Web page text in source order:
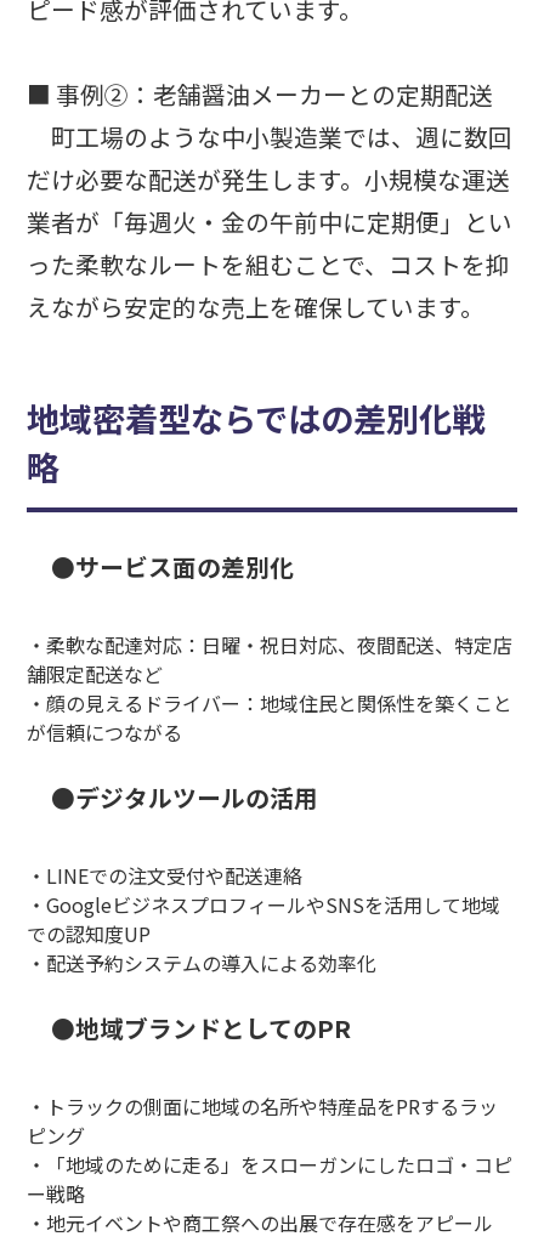
ピード感が評価されています。
■ 事例②：老舗醤油メーカーとの定期配送
町工場のような中小製造業では、週に数回
だけ必要な配送が発生します。小規模な運送
業者が「毎週火・金の午前中に定期便」とい
った柔軟なルートを組むことで、コストを抑
えながら安定的な売上を確保しています。
地域密着型ならではの差別化戦
略
●サービス面の差別化
・柔軟な配達対応：日曜・祝日対応、夜間配送、特定店
舗限定配送など
・顔の見えるドライバー：地域住民と関係性を築くこと
が信頼につながる
●デジタルツールの活用
・LINEでの注文受付や配送連絡
・GoogleビジネスプロフィールやSNSを活用して地域
での認知度UP
・配送予約システムの導入による効率化
●地域ブランドとしてのPR
・トラックの側面に地域の名所や特産品をPRするラッ
ピング
・「地域のために走る」をスローガンにしたロゴ・コピ
ー戦略
・地元イベントや商工祭への出展で存在感をアピール